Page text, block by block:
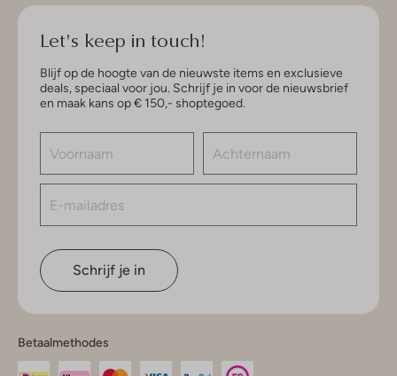
Let's keep in touch!
Blijf op de hoogte van de nieuwste items en exclusieve
deals, speciaal voor jou. Schrijf je in voor de nieuwsbrief
en maak kans op € 150,- shoptegoed.
Schrijf je in
Betaalmethodes